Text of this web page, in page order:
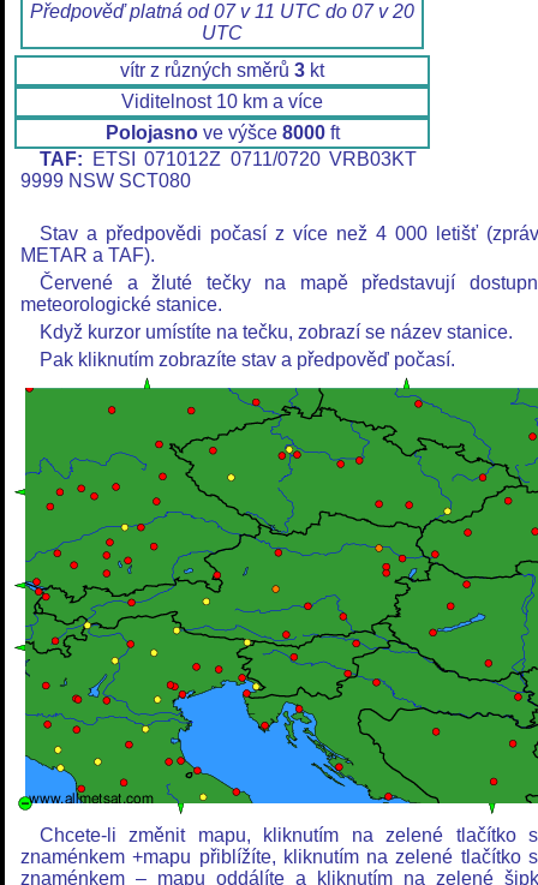
Předpověď platná od 07 v 11 UTC do 07 v 20
UTC
vítr z různých směrů 3 kt
Viditelnost 10 km a více
Polojasnove výšce 8000ft
TAF: ETSI 071012Z 0711/0720 VRB03KT
9999 NSW SCT080
Stav a předpovědi počasí z více než 4 000 letišť
METAR a TAF).
Červené a žluté tečky na mapě představují
meteorologické stanice.
Když kurzor umístíte na tečku, zobrazí se název stanice.
Pak kliknutím zobrazíte stav a předpověď počasí.
Chcete-li změnit mapu, kliknutím na zelené tlačítko
znaménkem +mapu přiblížíte, kliknutím na zelené tlačítko
znaménkem – mapu oddálíte a kliknutím na zelené